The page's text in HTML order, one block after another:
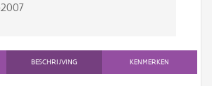
BESCHRIJVING KENMERKEN